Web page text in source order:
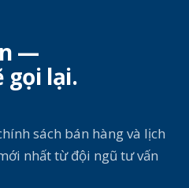
—
gọi lại.
sách bán hàng và lịch
nhất từ đội ngũ tư vấn